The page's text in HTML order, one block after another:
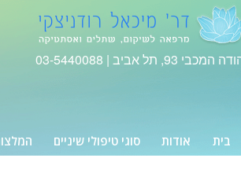
המכבי 93, תל אביב | 03-5440088
בית אודות סוגי טיפולי שיניים